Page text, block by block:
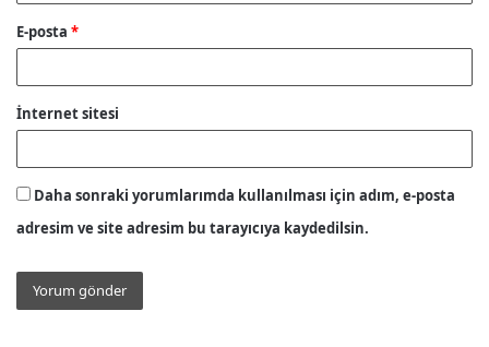
E-posta *
İnternet sitesi
Daha sonraki yorumlarımda kullanılması için adım, e-posta
adresim ve site adresim bu tarayıcıya kaydedilsin.